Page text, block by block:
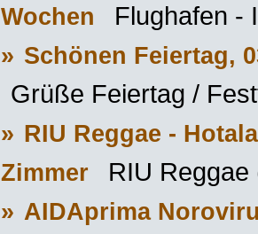
Wochen
Flughafen -
» Schönen Feiertag,
Grüße Feiertag /
» RIU Reggae -
Zimmer
RIU
» AIDAprima